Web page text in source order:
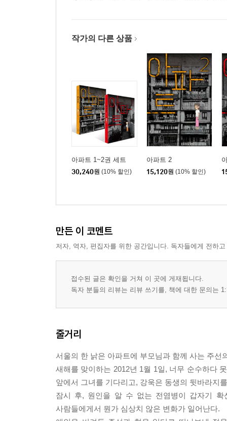
작가의 다른 상품
아파트 1~2권 세트
30,240원 (10% 할인)
아파트 2
15,120원 (10% 할인)
만든 이 코멘트
저자, 역자, 편집자를 위한 공간입니다. 독자들에게 전하
접수된 글은 확인을 거쳐 이 곳에 게재됩니다.
독자 분들의 리뷰는 리뷰 쓰기를, 책에 대한 문의는
줄거리
서울의 한 낡은 아파트에 부모님과 함께 사는 주
새해를 맞이하는 2012년 1월 1일, 너무 순수하다
앞에서 그녀를 기다리고, 강욱은 동생의 뒷바라지
잠시 후, 원인을 알 수 없는 전염병이 갑자기
사람들에게서 뭔가 심상치 않은 변화가 일어난다.